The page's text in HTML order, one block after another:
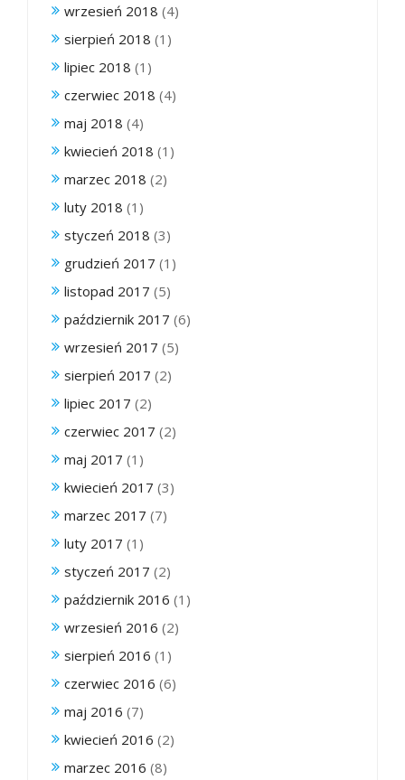
wrzesień 2018 (4)
sierpień 2018 (1)
lipiec 2018 (1)
czerwiec 2018 (4)
maj 2018 (4)
kwiecień 2018 (1)
marzec 2018 (2)
luty 2018 (1)
styczeń 2018 (3)
grudzień 2017 (1)
listopad 2017 (5)
październik 2017 (6)
wrzesień 2017 (5)
sierpień 2017 (2)
lipiec 2017 (2)
czerwiec 2017 (2)
maj 2017 (1)
kwiecień 2017 (3)
marzec 2017 (7)
luty 2017 (1)
styczeń 2017 (2)
październik 2016 (1)
wrzesień 2016 (2)
sierpień 2016 (1)
czerwiec 2016 (6)
maj 2016 (7)
kwiecień 2016 (2)
marzec 2016 (8)